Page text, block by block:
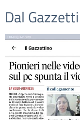
Dal